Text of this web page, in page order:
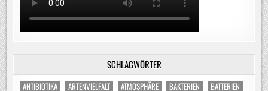
SCHLAGWÖRTER
ANTIBIOTIKA ARTENVIELFALT ATMOSPHÄRE BAKTERIEN BATTERIEN